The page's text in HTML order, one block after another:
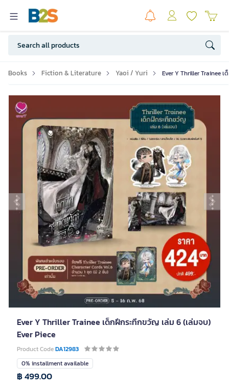
Books Fiction & Literature Yaoi / Yuri Ever Y Thriller Trainee
Previous slide
Ever Y Thriller Trainee เด็กฝึกระทึกขวัญ เล่ม 6 (เล่มจบ)
Ever Piece
Product CodeDA12983
0% installment available
฿ 499.00